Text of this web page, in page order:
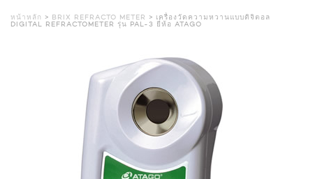
หน้าหลัก > BRIX REFRACTO METER
> เครื่องวัดความหวานแบบดิจิตอล
DIGITAL REFRACTOMETER รุ่น PAL-3 ยี่ห้อ ATAGO